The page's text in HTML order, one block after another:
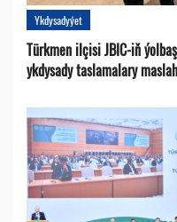
Ykdysadyýet
Türkmen ilçisi JBIC-iň
ykdysady taslamalary